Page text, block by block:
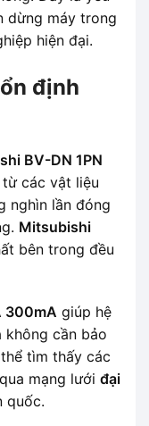
dừng máy trong
hiện đại.
định
BV-DN 1PN
các vật liệu
nghìn lần đóng
Mitsubishi
bên trong đều
300mA giúp hệ
cần bảo
tìm thấy các
mạng lưới đại
quốc.